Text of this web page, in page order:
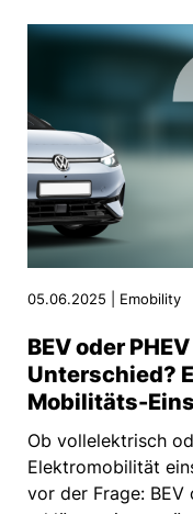
05.06.2025 | Emobility
BEV oder
Unterschied?
Mobilitäts-
Ob vollelektrisch
Elektromobilität
vor der Frage: BEV